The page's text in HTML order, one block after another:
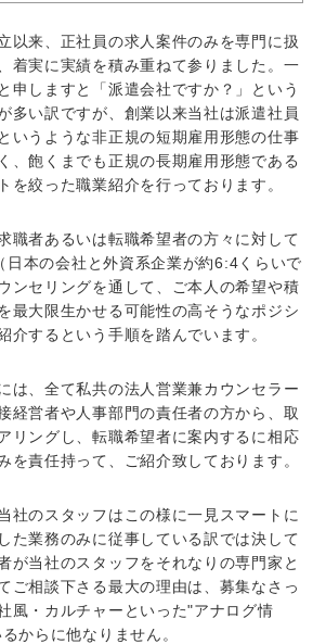
以来、正社員の求人案件のみを専門に扱
着実に実績を積み重ねて参りました。一
申しますと「派遣会社ですか？」という
多い訳ですが、創業以来当社は派遣社員
いうような非正規の短期雇用形態の仕事
、飽くまでも正規の長期雇用形態である
を絞った職業紹介を行っております。
職者あるいは転職希望者の方々に対して
日本の会社と外資系企業が約6:4くらいで
ンセリングを通して、ご本人の希望や積
最大限生かせる可能性の高そうなポジシ
介するという手順を踏んでいます。
は、全て私共の法人営業兼カウンセラー
経営者や人事部門の責任者の方から、取
リングし、転職希望者に案内するに相応
を責任持って、ご紹介致しております。
社のスタッフはこの様に一見スマートに
た業務のみに従事している訳では決して
が当社のスタッフをそれなりの専門家と
ご相談下さる最大の理由は、募集なさっ
風・カルチャーといった"アナログ情
からに他なりません。